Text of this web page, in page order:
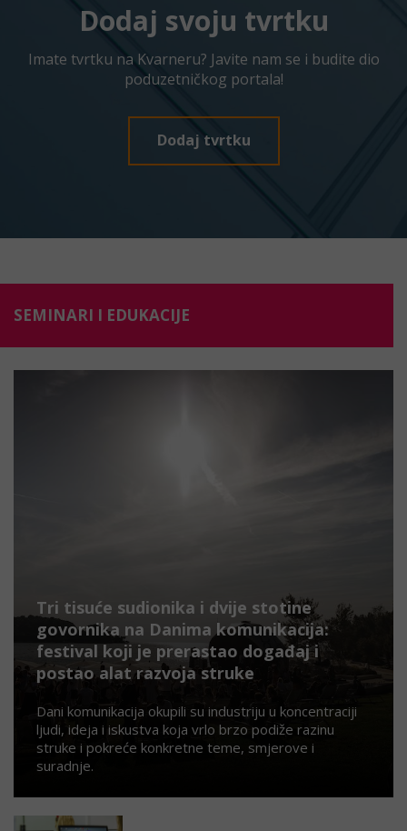
Dodaj svoju tvrtku
Imate tvrtku na Kvarneru? Javite nam se i budite dio
poduzetničkog portala!
Dodaj tvrtku
SEMINARI I EDUKACIJE
Tri tisuće sudionika i dvije stotine
govornika na Danima komunikacija:
festival koji je prerastao događaj i
postao alat razvoja struke
Dani komunikacija okupili su industriju u koncentraciji
ljudi, ideja i iskustva koja vrlo brzo podiže razinu
struke i pokreće konkretne teme, smjerove i
suradnje.